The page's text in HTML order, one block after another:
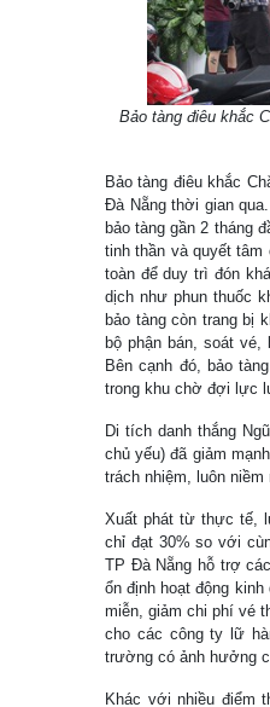
Bảo tàng điêu khắc
Bảo tàng điêu khắc
Đà Nẵng thời gian
bảo tàng gần 2 tháng
tinh thần và quyết tâm
toàn để duy trì đón
dịch như phun thuốc
bảo tàng còn trang bị
bộ phận bán, soát
Bên cạnh đó, bảo
trong khu chờ đợi lực
Di tích danh thắng
chủ yếu) đã giảm
trách nhiệm, luôn
Xuất phát từ thực tế,
chỉ đạt 30% so với
TP Đà Nẵng hỗ trợ
ổn định hoạt động
miễn, giảm chi phí vé
cho các công ty lữ
trường có ảnh hưởng
Khác với nhiều điểm